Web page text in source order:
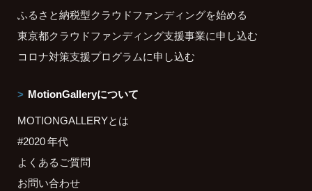
ふるさと納税型クラウドファンディングを始める
東京都クラウドファンディング支援事業に申し込む
コロナ対策支援プログラムに申し込む
MotionGalleryについて
MOTIONGALLERYとは
#2020 年代
よくあるご質問
お問い合わせ